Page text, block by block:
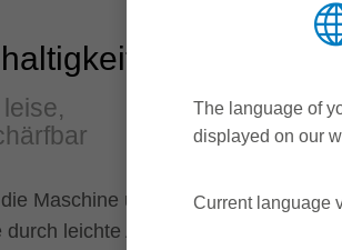
Maschine und spart
durch leichte Aluminium-
The language of
displayed on our
Current language